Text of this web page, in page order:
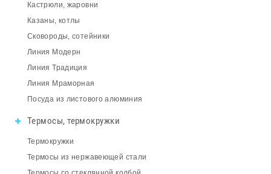
Кастрюли, жаровни
Казаны, котлы
Сковороды, сотейники
Линия Модерн
Линия Традиция
Линия Мраморная
Посуда из листового алюминия
Термосы, термокружки
Термокружки
Термосы из нержавеющей стали